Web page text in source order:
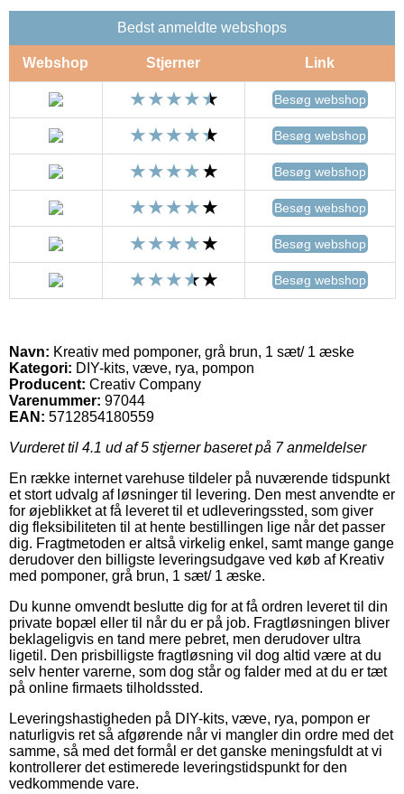
Bedst anmeldte webshops
Webshop Stjerner Link
Besøg webshop
Besøg webshop
Besøg webshop
Besøg webshop
Besøg webshop
Besøg webshop
Navn: Kreativ med pomponer, grå brun, 1 sæt/ 1 æske
Kategori: DIY-kits, væve, rya, pompon
Producent: Creativ Company
Varenummer: 97044
EAN: 5712854180559
Vurderet til 4.1 ud af 5 stjerner baseret på 7anmeldelser
En række internet varehuse tildeler på nuværende tidspunkt
et stort udvalg af løsninger til levering. Den mest anvendte er
for øjeblikket at få leveret til et udleveringssted, som giver
dig fleksibiliteten til at hente bestillingen lige når det passer
dig. Fragtmetoden er altså virkelig enkel, samt mange gange
derudover den billigste leveringsudgave ved køb af Kreativ
med pomponer, grå brun, 1 sæt/ 1 æske.
Du kunne omvendt beslutte dig for at få ordren leveret til din
private bopæl eller til når du er på job. Fragtløsningen bliver
beklageligvis en tand mere pebret, men derudover ultra
ligetil. Den prisbilligste fragtløsning vil dog altid være at du
selv henter varerne, som dog står og falder med at du er tæt
på online firmaets tilholdssted.
Leveringshastigheden på DIY-kits, væve, rya, pompon er
naturligvis ret så afgørende når vi mangler din ordre med det
samme, så med det formål er det ganske meningsfuldt at vi
kontrollerer det estimerede leveringstidspunkt for den
vedkommende vare.